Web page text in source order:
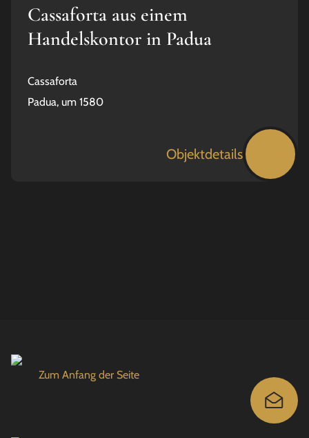
Cassaforta aus einem
Handelskontor in Padua
Cassaforta
Padua, um 1580
Objektdetails
Zum Anfang der Seite